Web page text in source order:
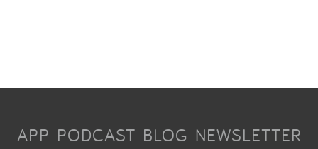
APP PODCAST BLOG NEWSLETTER